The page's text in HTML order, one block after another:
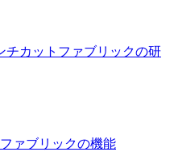
チカットファブリックの研
ァブリックの機能